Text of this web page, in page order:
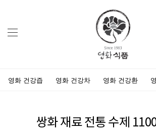
영화 건강즙 영화 건강차 영화 건강환
쌍화 재료 전통 수제